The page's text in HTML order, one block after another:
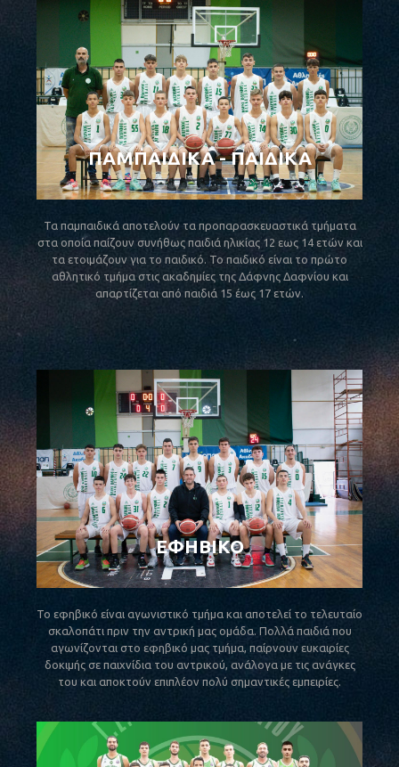
ΠΑΜΠΑΙΔΙΚΑ - ΠΑΙΔΙΚΑ
Τα παμπαιδικά αποτελούν τα προπαρασκευαστικά τμήματα
στα οποία παίζουν συνήθως παιδιά ηλικίας 12 εως 14 ετών και
τα ετοιμάζουν για το παιδικό. Το παιδικό είναι το πρώτο
αθλητικό τμήμα στις ακαδημίες της Δάφνης Δαφνίου και
απαρτίζεται από παιδιά 15 έως 17 ετών.
ΕΦΗΒΙΚΟ
Το εφηβικό είναι αγωνιστικό τμήμα και αποτελεί το τελευταίο
σκαλοπάτι πριν την αντρική μας ομάδα. Πολλά παιδιά που
αγωνίζονται στο εφηβικό μας τμήμα, παίρνουν ευκαιρίες
δοκιμής σε παιχνίδια του αντρικού, ανάλογα με τις ανάγκες
του και αποκτούν επιπλέον πολύ σημαντικές εμπειρίες.